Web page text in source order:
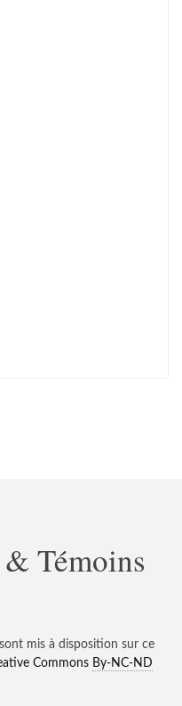
Témoins
mis à disposition sur ce
Commons By-NC-ND